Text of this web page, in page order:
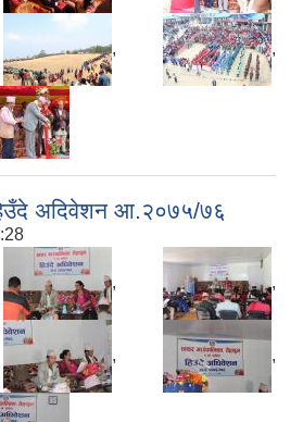
, ,
अदिवेशन आ.२०७५/७६
, ,
, ,